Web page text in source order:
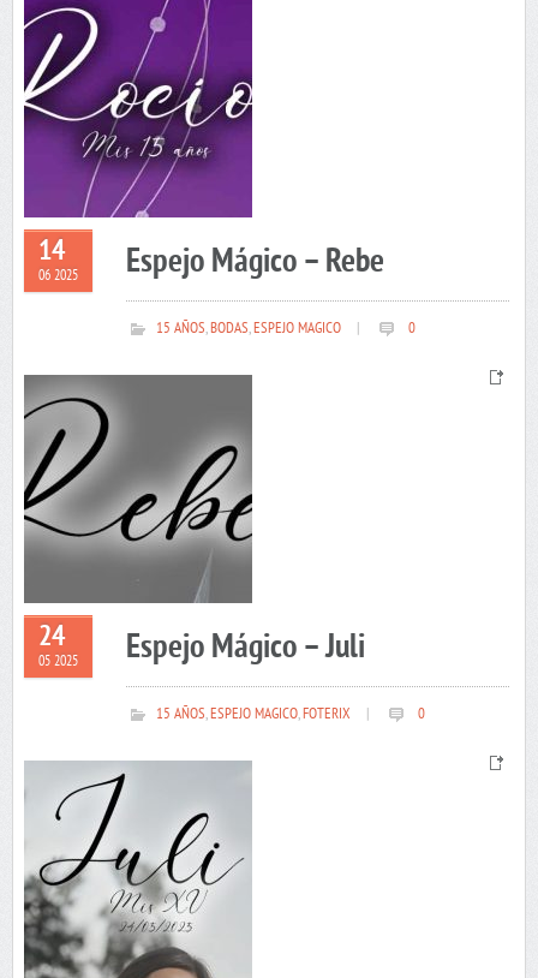
14
06 2025 Espejo Mágico – Rebe
15 AÑOS,BODAS,ESPEJO MAGICO 0
24
05 2025 Espejo Mágico – Juli
15 AÑOS,ESPEJO MAGICO,FOTERIX 0